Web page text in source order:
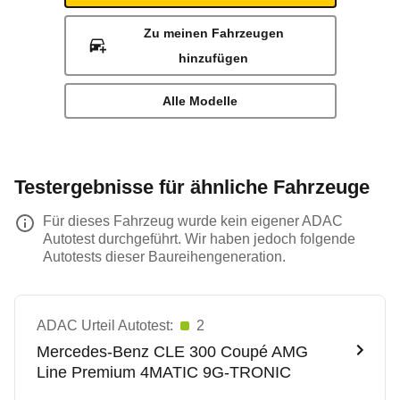
Zu meinen Fahrzeugen
hinzufügen
Alle Modelle
Testergebnisse für ähnliche Fahrzeuge
Für dieses Fahrzeug wurde kein eigener ADAC
Autotest durchgeführt. Wir haben jedoch folgende
Autotests dieser Baureihengeneration.
ADAC Urteil Autotest: 2
Mercedes-Benz CLE 300 Coupé AMG
Line Premium 4MATIC 9G-TRONIC